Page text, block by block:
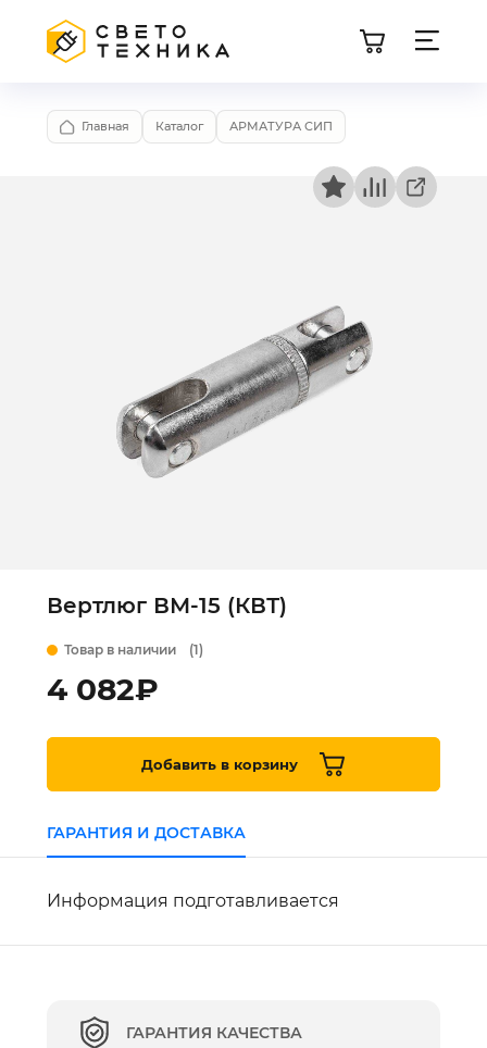
Главная Каталог АРМАТУРА СИП
Вертлюг ВМ-15 (КВТ)
Товар в наличии (1)
4 082₽
Добавить в корзину
ГАРАНТИЯ И ДОСТАВКА
Информация подготавливается
ГАРАНТИЯ КАЧЕСТВА